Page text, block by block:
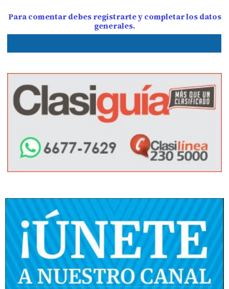
Para comentar debes registrarte y completar los datos
generales.